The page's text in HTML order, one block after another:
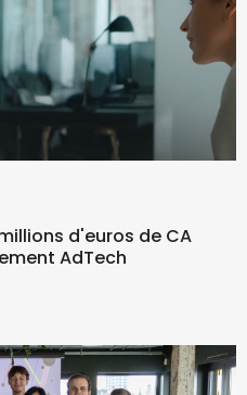
d'euros de CA
AdTech